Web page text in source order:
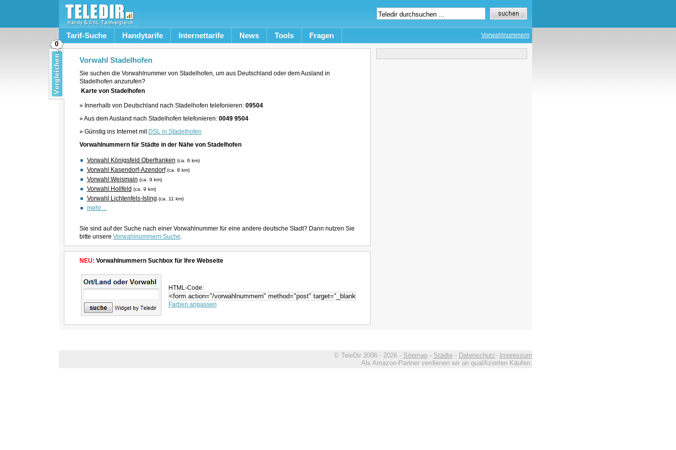
Tarif-Suche Handytarife Internettarife News Tools Fragen Vorwahlnummern
Vorwahl Stadelhofen
Sie suchen die Vorwahlnummer von Stadelhofen, um aus Deutschland oder dem Ausland in
Stadelhofen anzurufen?
Karte von Stadelhofen
» Innerhalb von Deutschland nach Stadelhofen telefonieren: 09504
» Aus dem Ausland nach Stadelhofen telefonieren: 0049 9504
» Günstig ins Internet mit DSL in Stadelhofen
Vorwahlnummern für Städte in der Nähe von Stadelhofen
Vorwahl Königsfeld Oberfranken (ca. 6 km)
Vorwahl Kasendorf-Azendorf (ca. 8 km)
Vorwahl Weismain (ca. 9 km)
Vorwahl Hollfeld (ca. 9 km)
Vorwahl Lichtenfels-Isling (ca. 11 km)
mehr…
Sie sind auf der Suche nach einer Vorwahlnummer für eine andere deutsche Stadt? Dann nutzen Sie
bitte unsere Vorwahlnummern Suche.
NEU: Vorwahlnummern Suchbox für Ihre Webseite
HTML-Code:
Farben anpassen
© TeleDir 2006 - 2026 - Sitemap- Städte- Datenschutz- Impressum
Als Amazon-Partner verdienen wir an qualifizierten Käufen.
0